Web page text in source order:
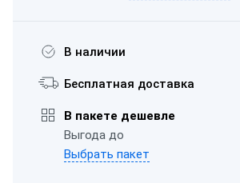
В наличии
Бесплатная доставка
В пакете дешевле
Выгода до
Выбрать пакет